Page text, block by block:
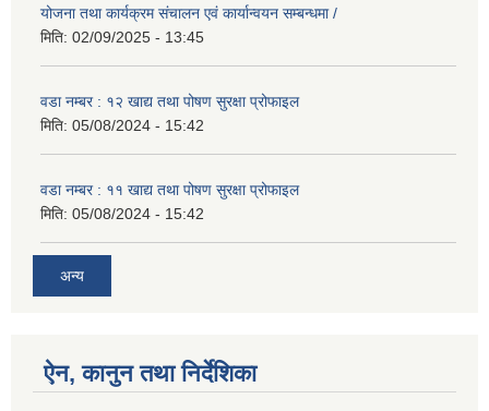
योजना तथा कार्यक्रम संचालन एवं कार्यान्वयन सम्बन्धमा /
मिति: 02/09/2025 - 13:45
वडा नम्बर : १२ खाद्य तथा पोषण सुरक्षा प्रोफाइल
मिति: 05/08/2024 - 15:42
वडा नम्बर : ११ खाद्य तथा पोषण सुरक्षा प्रोफाइल
मिति: 05/08/2024 - 15:42
अन्य
ऐन, कानुन तथा निर्देशिका